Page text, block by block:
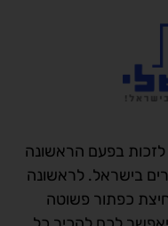
בפעם הראשונה
בישראל. לראשונה
כפתור פשוטה